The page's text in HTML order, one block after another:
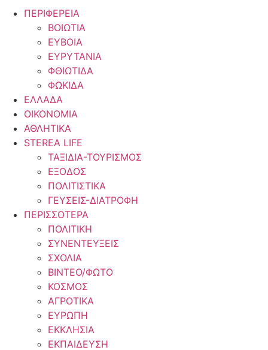
ΠΕΡΙΦΕΡΕΙΑ
ΒΟΙΩΤΙΑ
ΕΥΒΟΙΑ
ΕΥΡΥΤΑΝΙΑ
ΦΘΙΩΤΙΔΑ
ΦΩΚΙΔΑ
ΕΛΛΑΔΑ
ΟΙΚΟΝΟΜΙΑ
ΑΘΛΗΤΙΚΑ
STEREA LIFE
ΤΑΞΙΔΙΑ-ΤΟΥΡΙΣΜΟΣ
ΕΞΟΔΟΣ
ΠΟΛΙΤΙΣΤΙΚΑ
ΓΕΥΣΕΙΣ-ΔΙΑΤΡΟΦΗ
ΠΕΡΙΣΣΟΤΕΡΑ
ΠΟΛΙΤΙΚΗ
ΣΥΝΕΝΤΕΥΞΕΙΣ
ΣΧΟΛΙΑ
ΒΙΝΤΕΟ/ΦΩΤΟ
ΚΟΣΜΟΣ
ΑΓΡΟΤΙΚΑ
ΕΥΡΩΠΗ
ΕΚΚΛΗΣΙΑ
ΕΚΠΑΙΔΕΥΣΗ